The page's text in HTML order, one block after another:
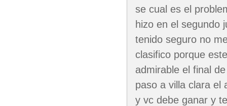
se cual es el
hizo en el segundo
tenido seguro no
clasifico porque
admirable el final
paso a villa clara el
y vc debe ganar y